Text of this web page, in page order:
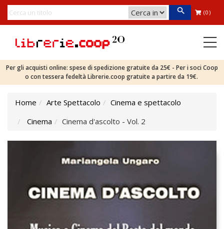
(0)
Per gli acquisti online: spese di spedizione gratuite da 25€ - Per i soci Coop
o con tessera fedeltà Librerie.coop gratuite a partire da 19€.
Home Arte Spettacolo
Cinema e spettacolo
Cinema
Cinema d'ascolto - Vol. 2